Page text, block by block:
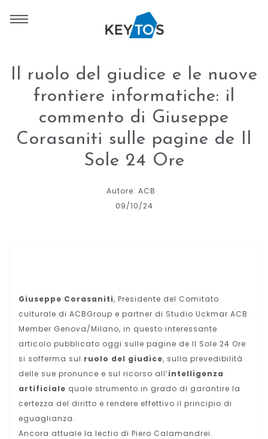
Il ruolo del giudice e le nuove
frontiere informatiche: il
commento di Giuseppe
Corasaniti sulle pagine de Il
Sole 24 Ore
Autore: ACB
09/10/24
Giuseppe Corasaniti, Presidente del Comitato
culturale di ACBGroup e partner di Studio Uckmar ACB
Member Genova/Milano, in questo interessante
articolo pubblicato oggi sulle pagine de Il Sole 24 Ore
si sofferma sul ruolo del giudice, sulla prevedibilità
delle sue pronunce e sul ricorso all’intelligenza
artificiale quale strumento in grado di garantire la
certezza del diritto e rendere effettivo il principio di
eguaglianza.
Ancora attuale la lectio di Piero Calamandrei.